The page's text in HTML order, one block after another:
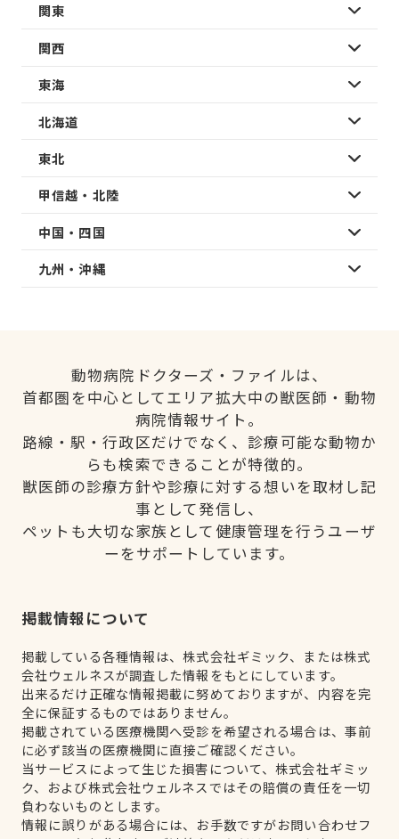
関東
関西
東海
北海道
東北
甲信越・北陸
中国・四国
九州・沖縄
動物病院ドクターズ・ファイルは、
首都圏を中心としてエリア拡大中の獣医師・動物
病院情報サイト。
路線・駅・行政区だけでなく、診療可能な動物か
らも検索できることが特徴的。
獣医師の診療方針や診療に対する想いを取材し記
事として発信し、
ペットも大切な家族として健康管理を行うユーザ
ーをサポートしています。
掲載情報について
掲載している各種情報は、株式会社ギミック、または株式
会社ウェルネスが調査した情報をもとにしています。
出来るだけ正確な情報掲載に努めておりますが、内容を完
全に保証するものではありません。
掲載されている医療機関へ受診を希望される場合は、事前
に必ず該当の医療機関に直接ご確認ください。
当サービスによって生じた損害について、株式会社ギミッ
ク、および株式会社ウェルネスではその賠償の責任を一切
負わないものとします。
情報に誤りがある場合には、お手数ですがお問い合わせフ